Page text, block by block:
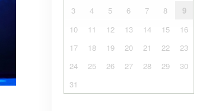
3
4 5 6 7 8
9
10
11 12 13 14 15
16
17
18 19 20 21 22
23
24
25 26 27 28 29
30
31